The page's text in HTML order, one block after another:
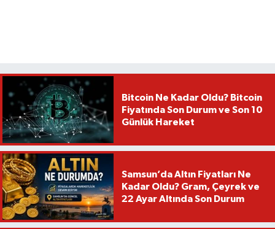
Bitcoin Ne Kadar Oldu? Bitcoin
Fiyatında Son Durum ve Son 10
Günlük Hareket
Samsun’da Altın Fiyatları Ne
Kadar Oldu? Gram, Çeyrek ve
22 Ayar Altında Son Durum